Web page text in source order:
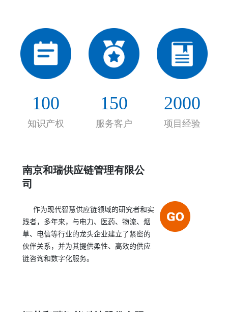
经验以及高效优质的售后服务，公司业务已覆盖全
国20余个省份和直辖市，并与电力、医药、水务、
第三方物流等行业的众多龙头企业建立了长期稳定
绩效提高。
100
知识产权
150
服务客户
2000
项目经验
南京和瑞供应链管理有限公
司
作为现代智慧供应链领域的研究者和实
践者，多年来，与电力、医药、物流、烟
草、电信等行业的龙头企业建立了紧密的
伙伴关系，并为其提供柔性、高效的供应
链咨询和数字化服务。